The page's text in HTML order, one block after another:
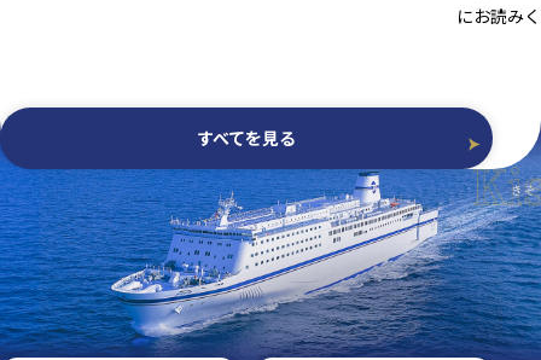
すべてを見る